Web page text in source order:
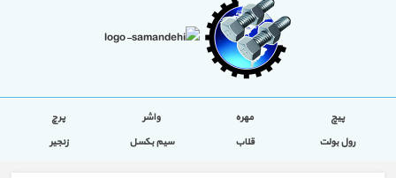
پیچ مهره واشر
پرچ
رول بولت
قلاب سیم بکسل زنجیر